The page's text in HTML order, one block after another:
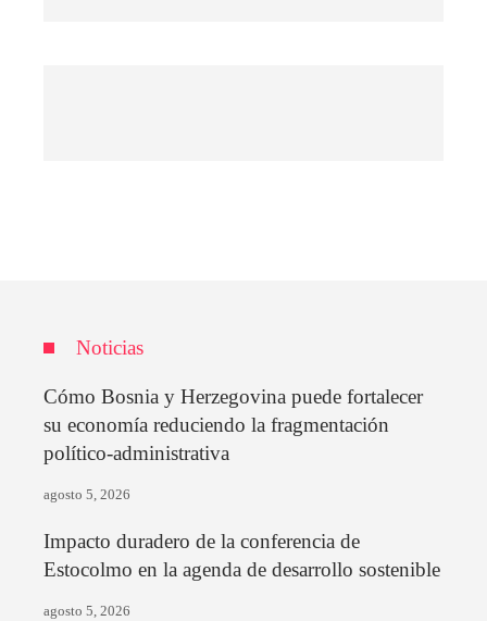
Noticias
Cómo Bosnia y Herzegovina puede fortalecer
su economía reduciendo la fragmentación
político-administrativa
agosto 5, 2026
Impacto duradero de la conferencia de
Estocolmo en la agenda de desarrollo sostenible
agosto 5, 2026